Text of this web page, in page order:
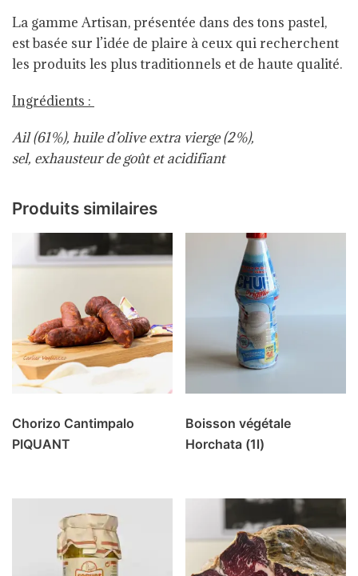
La gamme Artisan, présentée dans des tons pastel,
est basée sur l’idée de plaire à ceux qui recherchent
les produits les plus traditionnels et de haute qualité.
Ingrédients :
Ail (61%), huile d’olive extra vierge (2%),
sel, exhausteur de goût et acidifiant
Produits similaires
Chorizo Cantimpalo
PIQUANT
Boisson végétale
Horchata (1l)